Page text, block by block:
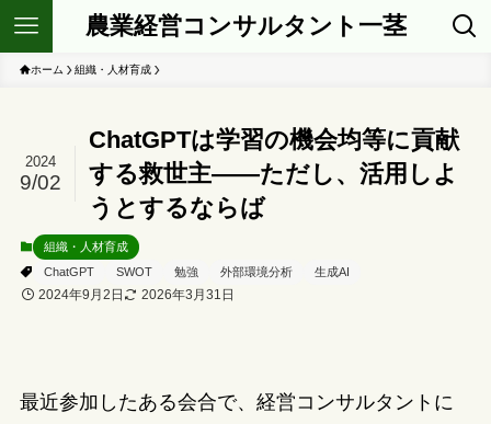
農業経営コンサルタント一茎
ホーム 組織・人材育成
ChatGPTは学習の機会均等に貢献
する救世主――ただし、活用しよ
うとするならば
2024
9/02
組織・人材育成
ChatGPT
SWOT 勉強 外部環境分析 生成AI
2024年9月2日 2026年3月31日
最近参加したある会合で、経営コンサルタントに